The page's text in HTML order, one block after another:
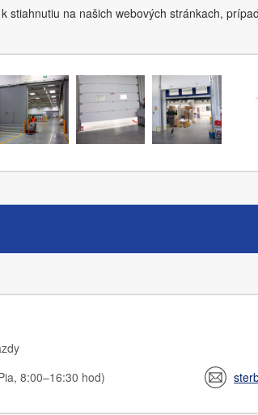
stiahnutiu na našich webových stránkach,
8:00–16:30 hod)